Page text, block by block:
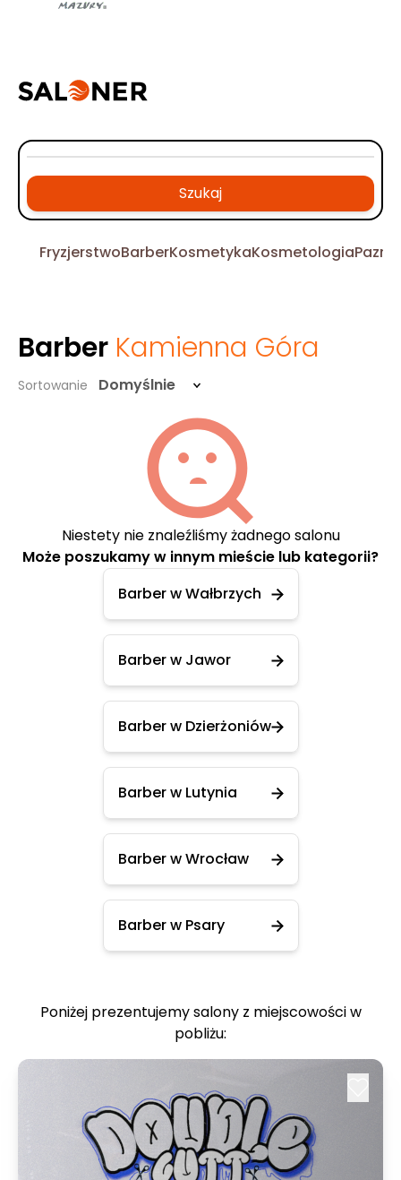
Szukaj
FryzjerstwoBarberKosmetykaKosmetologia
Barber Kamienna Góra
Sortowanie Domyślnie
Niestety nie znaleźliśmy żadnego salonu
Może poszukamy w innym mieście lub kategorii?
Barber w Wałbrzych
Barber w Jawor
Barber w Dzierżoniów
Barber w Lutynia
Barber w Wrocław
Barber w Psary
Poniżej prezentujemy salony z miejscowości w
pobliżu: